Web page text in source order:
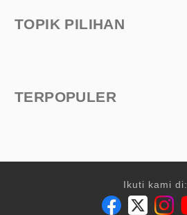
TOPIK PILIHAN
TERPOPULER
Ikuti kami di: